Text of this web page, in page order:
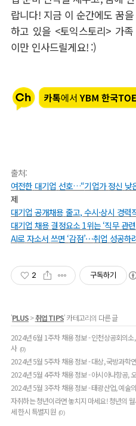
랍니다! 지금 이 순간에도 꿈
하고 있을 <토익스토리> 가
이만 인사드릴게요! :)
출처:
여전한 대기업 선호…“기업가정신 낮
제
대기업 공개채용 줄고, 수시·상시 경력
대기업 채용 결정요소 1위는 ‘직무 관련
AI로자소서 쓰면 ‘감점’⋯취업 성공하
2 구독하기
'PLUS>취업 TIPS' 카테고리의 다른 글
2024년 6월 1주차 채용 정보 - 인천상공회의
사 (0)
2024년 5월 5주차 채용 정보 - 대상, 국방과학
2024년 5월 4주차 채용 정보 - 아시아나항공,
2024년 5월 3주차 채용 정보 - 태광산업, 예술
자취하는 청년이라면 놓치지 마세요! 청년의
세 한시 특별지원 (0)